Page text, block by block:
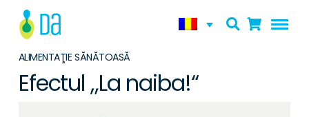
ALIMENTAŢIE SĂNĂTOASĂ
Efectul „La naiba!“